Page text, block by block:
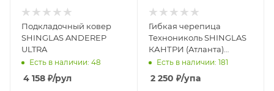
Подкладочный ковер
SHINGLAS ANDEREP
ULTRA
Есть в наличии: 48
4 158 ₽/рул
Гибкая черепица
Технониколь SHINGLAS
КАНТРИ (Атланта)
двухслойная
Есть в наличии: 181
2 250 ₽/упа